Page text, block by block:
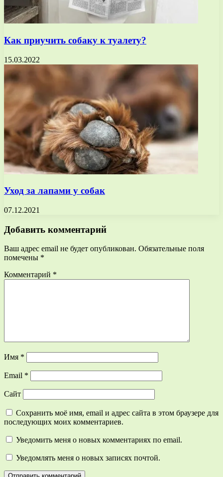
Как приучить собаку к туалету?
15.03.2022
Уход за лапами у собак
07.12.2021
Добавить комментарий
Ваш адрес email не будет опубликован. Обязательные поля
помечены *
Комментарий *
Имя *
Email *
Сайт
Сохранить моё имя, email и адрес сайта в этом браузере для
последующих моих комментариев.
Уведомить меня о новых комментариях по email.
Уведомлять меня о новых записях почтой.